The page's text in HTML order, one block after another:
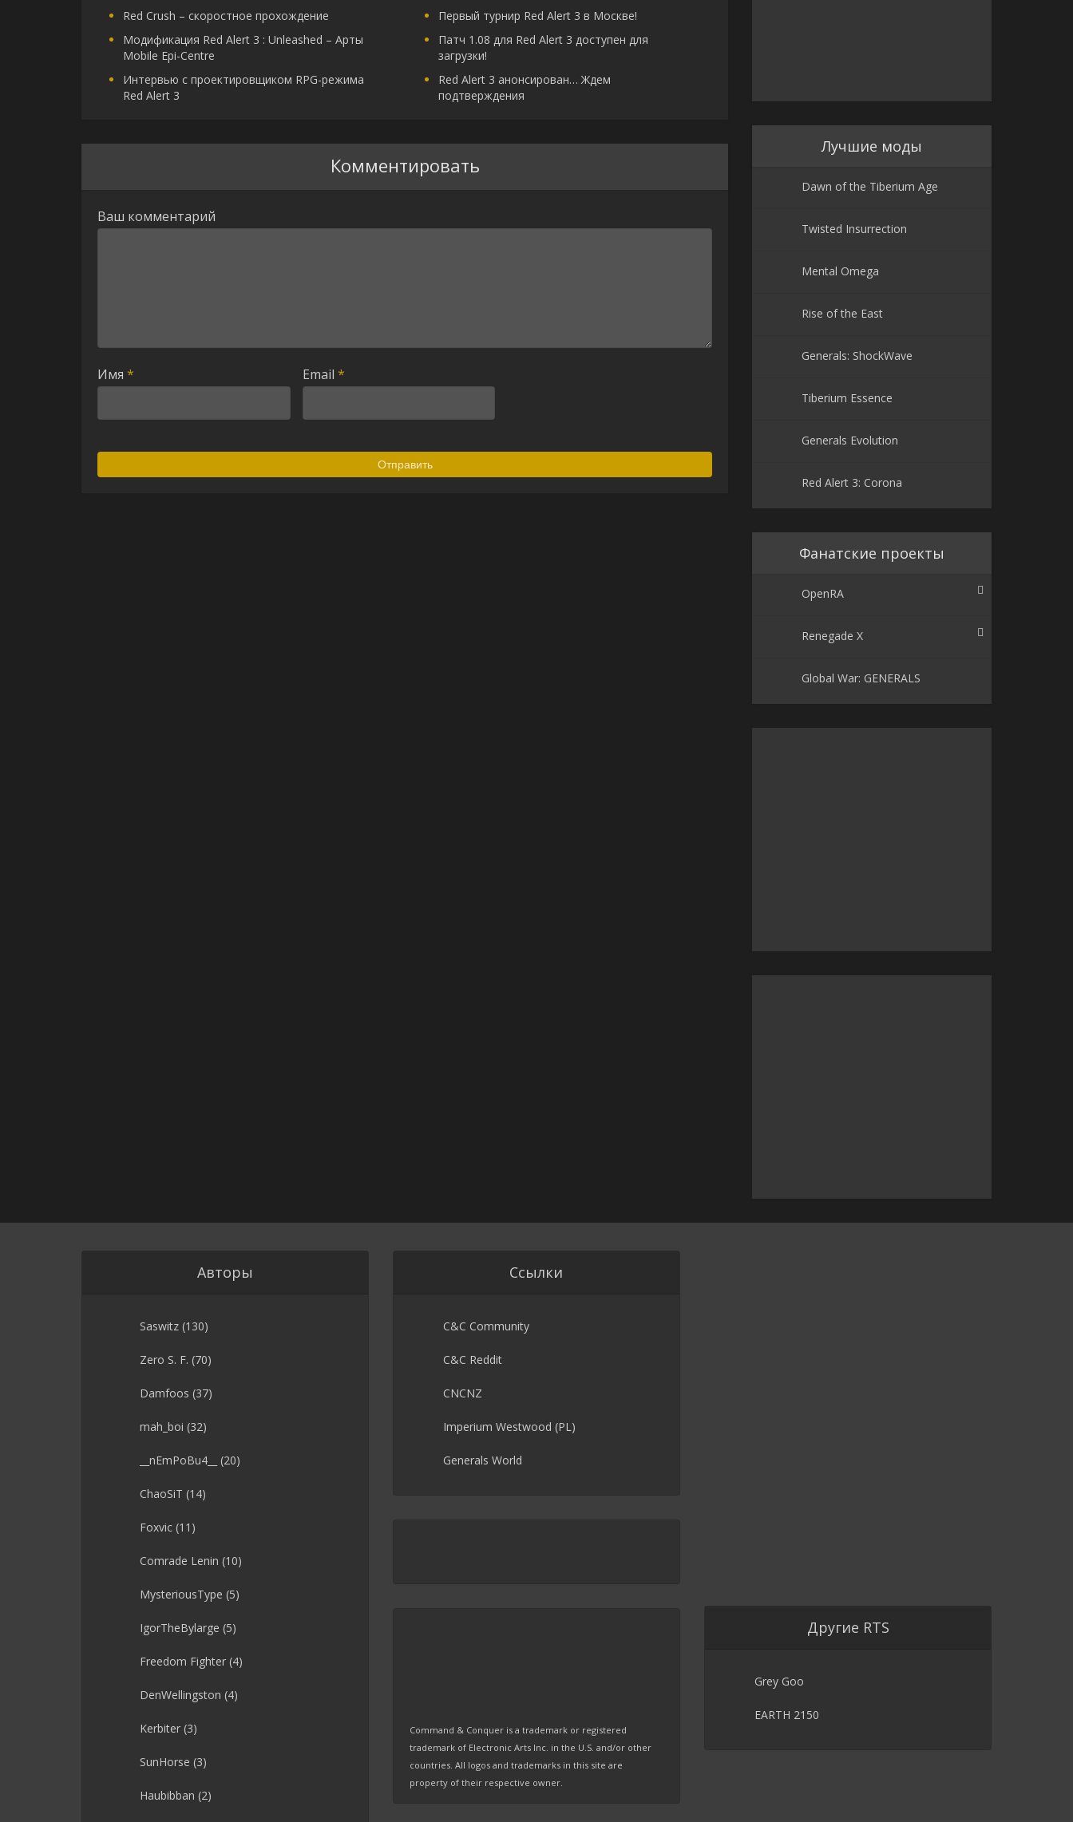
Red Crush – скоростное прохождение
Первый турнир Red Alert 3 в Москве!
Модификация Red Alert 3 : Unleashed – Арты
Mobile Epi-Centre
Патч 1.08 для Red Alert 3 доступен для
загрузки!
Интервью с проектировщиком RPG-режима
Red Alert 3
Red Alert 3 анонсирован… Ждем
подтверждения
Комментировать
Ваш комментарий
Имя * Email *
Лучшие моды
Dawn of the Tiberium Age
Twisted Insurrection
Mental Omega
Rise of the East
Generals: ShockWave
Tiberium Essence
Generals Evolution
Red Alert 3: Corona
Фанатские проекты
OpenRA
Renegade X
Global War: GENERALS
Авторы
Saswitz (130)
Zero S. F. (70)
Damfoos (37)
mah_boi (32)
__nEmPoBu4__ (20)
ChaoSiT (14)
Foxvic (11)
Comrade Lenin (10)
MysteriousType (5)
IgorTheBylarge (5)
Freedom Fighter (4)
DenWellingston (4)
Kerbiter (3)
SunHorse (3)
Haubibban (2)
Ссылки
C&C Community
C&C Reddit
CNCNZ
Imperium Westwood (PL)
Generals World
Command & Conquer is a trademark or registered
trademark of Electronic Arts Inc. in the U.S. and/or other
countries. All logos and trademarks in this site are
property of their respective owner.
Другие RTS
Grey Goo
EARTH 2150